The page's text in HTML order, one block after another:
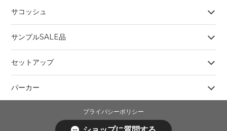
サコッシュ
サンプルSALE品
セットアップ
パーカー
プライバシーポリシー